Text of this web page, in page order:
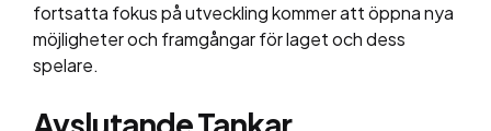
fortsatta fokus på utveckling kommer att öppna nya
möjligheter och framgångar för laget och dess
spelare.